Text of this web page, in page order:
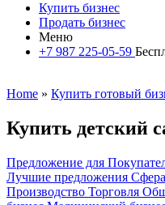
Купить бизнес
Продать бизнес
Меню
+7 987 225-05-59
Home » Купить готовый
Купить детский
Предложение для
Лучшие предложения
Производство Торговля